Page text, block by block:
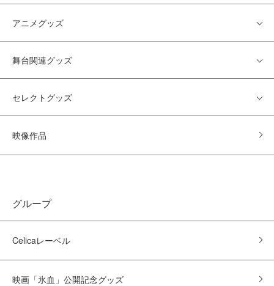
アニメグッズ
舞台関連グッズ
セレクトグッズ
映像作品
グループ
Celicaレーベル
映画「氷血」公開記念グッズ